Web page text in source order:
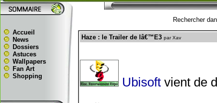
Accueil
News
Dossiers
Astuces
Wallpapers
Fan Art
Shopping
Rechercher
Haze : le Trailer de lâ€™E3 par Xav
Ubisoft vient de